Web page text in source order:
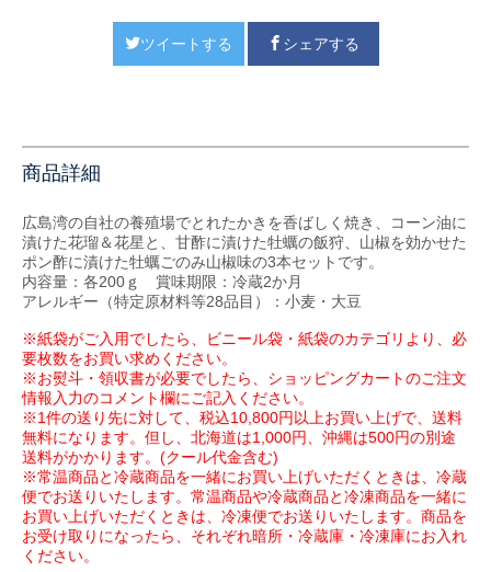
ツイートする シェアする
商品詳細
広島湾の自社の養殖場でとれたかきを香ばしく焼き、コーン油に
漬けた花瑠＆花星と、甘酢に漬けた牡蠣の飯狩、山椒を効かせた
ポン酢に漬けた牡蠣ごのみ山椒味の3本セットです。
内容量：各200ｇ 賞味期限：冷蔵2か月
アレルギー（特定原材料等28品目）：小麦・大豆
※紙袋がご入用でしたら、ビニール袋・紙袋のカテゴリより、必
要枚数をお買い求めください。
※お熨斗・領収書が必要でしたら、ショッピングカートのご注文
情報入力のコメント欄にご記入ください。
※1件の送り先に対して、税込10,800円以上お買い上げで、送料
無料になります。但し、北海道は1,000円、沖縄は500円の別途
送料がかかります。(クール代金含む)
※常温商品と冷蔵商品を一緒にお買い上げいただくときは、冷蔵
便でお送りいたします。常温商品や冷蔵商品と冷凍商品を一緒に
お買い上げいただくときは、冷凍便でお送りいたします。商品を
お受け取りになったら、それぞれ暗所・冷蔵庫・冷凍庫にお入れ
ください。